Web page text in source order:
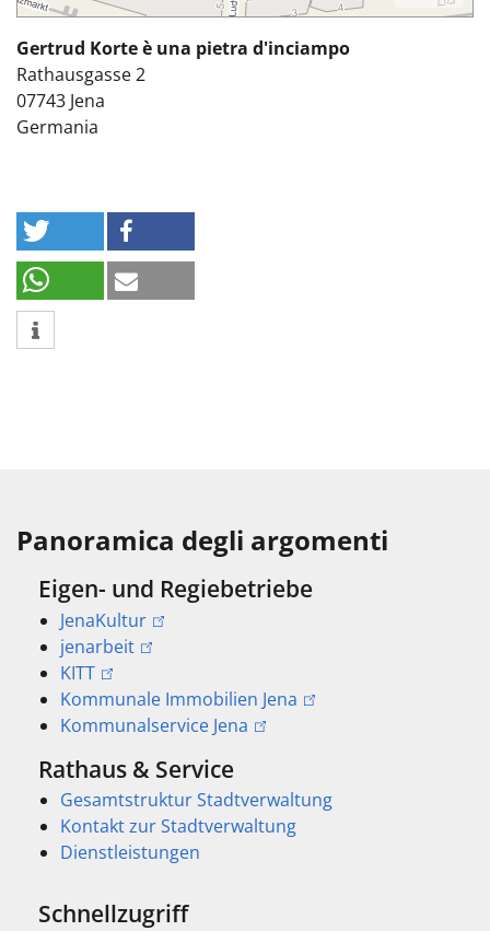
Gertrud Korte è una pietra d'inciampo
Rathausgasse 2
07743 Jena
Germania
Panoramica degli argomenti
Eigen- und Regiebetriebe
JenaKultur
jenarbeit
KITT
Kommunale Immobilien Jena
Kommunalservice Jena
Rathaus & Service
Gesamtstruktur Stadtverwaltung
Kontakt zur Stadtverwaltung
Dienstleistungen
Schnellzugriff